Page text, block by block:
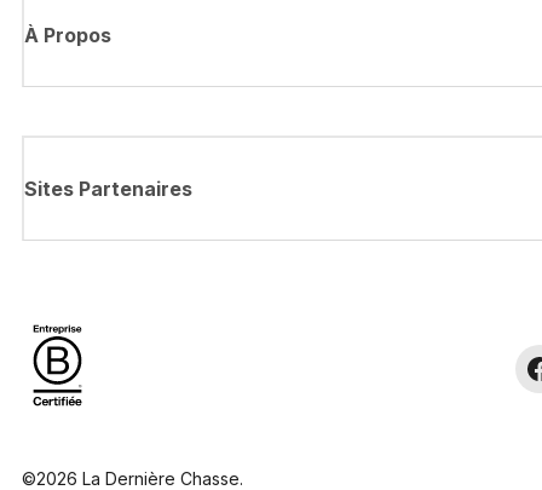
À Propos
Sites Partenaires
©2026 La Dernière Chasse.